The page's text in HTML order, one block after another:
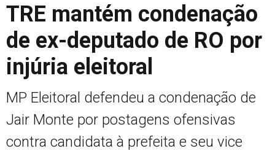
TRE mantém condenação
de ex-deputado de RO por
injúria eleitoral
MP Eleitoral defendeu a condenação de
Jair Monte por postagens ofensivas
contra candidata à prefeita e seu vice